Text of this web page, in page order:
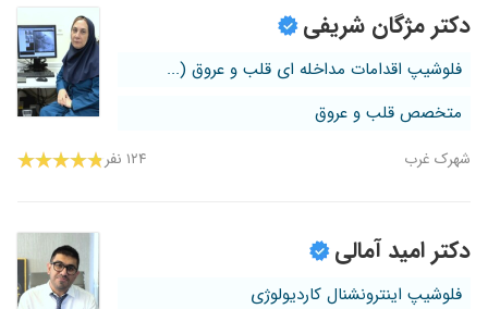
دکتر مژگان شریفی
فلوشیپ اقدامات مداخله ای قلب و عروق (...
متخصص قلب و عروق
شهرک غرب ۱۲۴ نفر
دکتر امید آمالی
فلوشیپ اینترونشنال کاردیولوژی